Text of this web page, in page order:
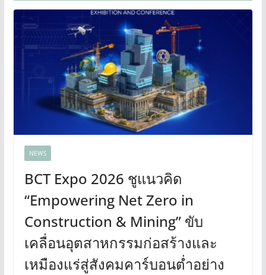
NEWS
BCT Expo 2026 ชูแนวคิด
“Empowering Net Zero in
Construction & Mining” ขับ
เคลื่อนอุตสาหกรรมก่อสร้างและ
เหมืองแร่สู่สังคมคาร์บอนต่ำอย่าง